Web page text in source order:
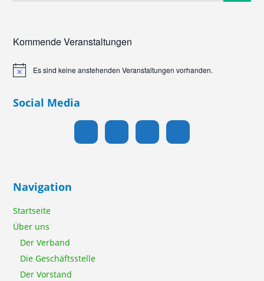
Kommende Veranstaltungen
HinweisEs sind keine anstehenden Veranstaltungen vorhanden.
Social Media
Navigation
Startseite
Über uns
Der Verband
Die Geschäftsstelle
Der Vorstand